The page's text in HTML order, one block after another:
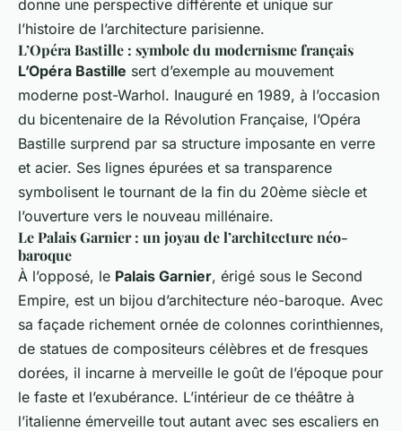
donne une perspective différente et unique sur
l’histoire de l’architecture parisienne.
L’Opéra Bastille : symbole du modernisme français
L’Opéra Bastille sert d’exemple au mouvement
moderne post-Warhol. Inauguré en 1989, à l’occasion
du bicentenaire de la Révolution Française, l’Opéra
Bastille surprend par sa structure imposante en verre
et acier. Ses lignes épurées et sa transparence
symbolisent le tournant de la fin du 20ème siècle et
l’ouverture vers le nouveau millénaire.
Le Palais Garnier : un joyau de l’architecture néo-
baroque
À l’opposé, le Palais Garnier, érigé sous le Second
Empire, est un bijou d’architecture néo-baroque. Avec
sa façade richement ornée de colonnes corinthiennes,
de statues de compositeurs célèbres et de fresques
dorées, il incarne à merveille le goût de l’époque pour
le faste et l’exubérance. L’intérieur de ce théâtre à
l’italienne émerveille tout autant avec ses escaliers en